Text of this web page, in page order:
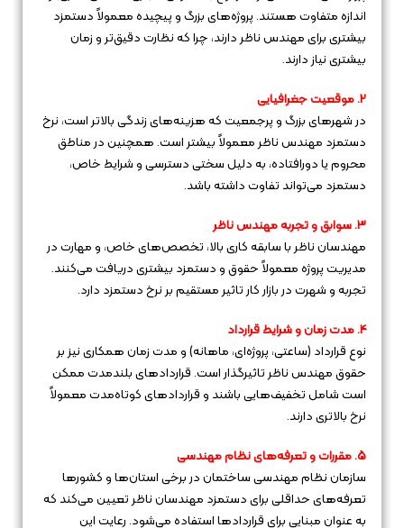
اندازه متفاوت هستند. پروژه‌های بزرگ و پیچیده معمولاً دستمزد
بیشتری برای مهندس ناظر دارند، چرا که نظارت دقیق‌تر و زمان
بیشتری نیاز دارند.
2. موقعیت جغرافیایی
در شهرهای بزرگ و پرجمعیت که هزینه‌های زندگی بالاتر است، نرخ
دستمزد مهندس ناظر معمولاً بیشتر است. همچنین در مناطق
محروم یا دورافتاده، به دلیل سختی دسترسی و شرایط خاص،
دستمزد می‌تواند تفاوت داشته باشد.
3. سوابق و تجربه مهندس ناظر
مهندسان ناظر با سابقه کاری بالا، تخصص‌های خاص، و مهارت در
مدیریت پروژه معمولاً حقوق و دستمزد بیشتری دریافت می‌کنند.
تجربه و شهرت در بازار کار تاثیر مستقیم بر نرخ دستمزد دارد.
4. مدت زمان و شرایط قرارداد
نوع قرارداد (ساعتی، پروژه‌ای، ماهانه) و مدت زمان همکاری نیز بر
حقوق مهندس ناظر تاثیرگذار است. قراردادهای بلندمدت ممکن
است شامل تخفیف‌هایی باشند و قراردادهای کوتاه‌مدت معمولاً
نرخ بالاتری دارند.
5. مقررات و تعرفه‌های نظام مهندسی
سازمان نظام مهندسی ساختمان در برخی استان‌ها و کشورها
تعرفه‌های حداقلی برای دستمزد مهندسان ناظر تعیین می‌کند که
به عنوان مبنایی برای قراردادها استفاده می‌شود. رعایت این